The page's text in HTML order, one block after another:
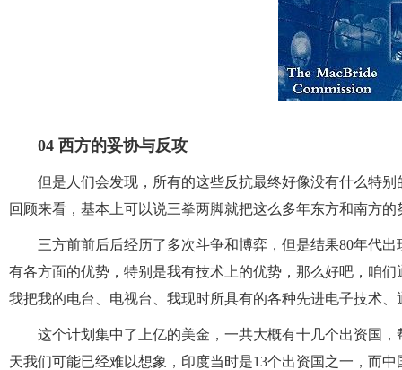
04 西方的妥协与反攻
但是人们会发现，所有的这些反抗最终好像没有什么特
回顾来看，基本上可以说三拳两脚就把这么多年东方和南方
三方前前后后经历了多次斗争和博弈，但是结果80年代
有各方面的优势，特别是我有技术上的优势，那么好吧，咱
我把我的电台、电视台、我现时所具有的各种先进电子技术
这个计划集中了上亿的美金，一共大概有十几个出资国
天我们可能已经难以想象，印度当时是13个出资国之一，而